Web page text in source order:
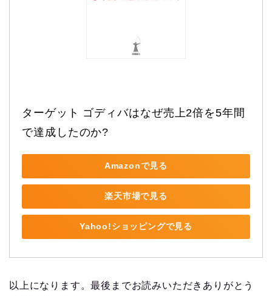
ターゲット ゴディバはなぜ売上2倍を5年間
で達成したのか?
Amazonで見る
楽天市場で見る
Yahoo!ショッピングで見る
以上になります。最後までお読みいただきありがとう